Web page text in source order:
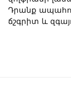
Դրանք
ճշգրիտ և